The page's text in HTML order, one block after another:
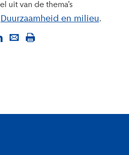
uit van de thema’s
Duurzaamheid en milieu